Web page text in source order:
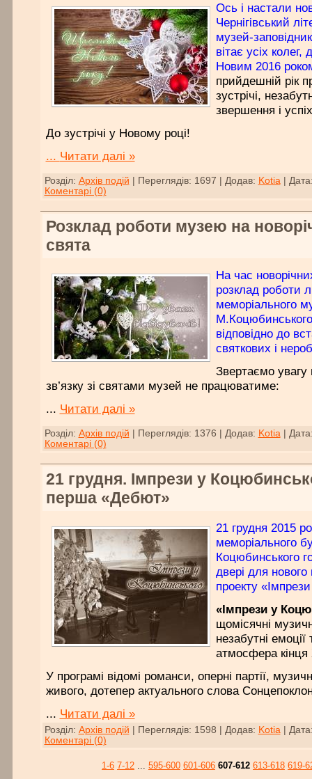
Ось і настали
Чернігівський
музей-
вітає усіх колег,
Новим 2016
прийдешній рік
зустрічі,
звершення і
До зустрічі у Новому році!
... Читати далі »
Розділ: Архів подій Переглядів: 1697 Додав: Kotia|
Коментарі (0)
Розклад роботи музею на
свята
На час
розклад роботи
меморіального
відповідно до
святкових і
Звертаємо увагу
зв’язку зі святами музей не працюватиме:
... Читати далі »
Розділ: Архів подій Переглядів: 1376 Додав: Kotia|
Коментарі (0)
21 грудня. Імпрези у
перша «Дебют»
21 грудня 2015
меморіального
Коцюбинського
двері для
проекту
«Імпрези у
щомісячні
незабутні
атмосфера кінця
У програмі відомі романси, оперні партії,
живого, дотепер актуального слова
... Читати далі »
Розділ: Архів подій Переглядів: 1598 Додав: Kotia|
Коментарі (0)
1-6 7-12 ... 595-600 601-606 607-612 613-618 619-